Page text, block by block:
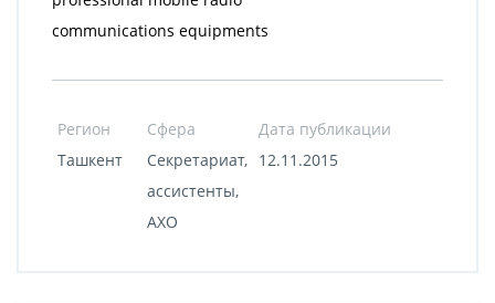
communications equipments
Регион Сфера
Дата публикации
Ташкент
Секретариат,
ассистенты,
АХО
12.11.2015